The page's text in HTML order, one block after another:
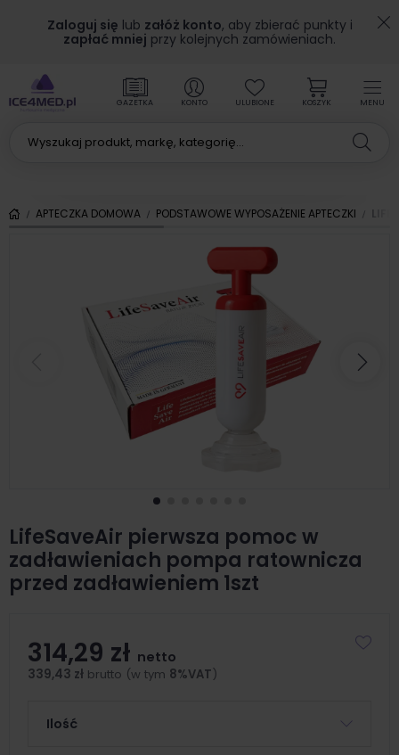
Zaloguj się lub załóż konto, aby zbierać punkty i
zapłać mniej przy kolejnych zamówieniach.
MENU
GAZETKA KONTO ULUBIONE KOSZYK
APTECZKA DOMOWA PODSTAWOWE WYPOSAŻENIE APTECZKI
Poprzedni
LifeSaveAir pierwsza pomoc w
zadławieniach pompa ratownicza
przed zadławieniem 1szt
314,29 zł netto
339,43 zł brutto (w tym 8%VAT)
Ilość